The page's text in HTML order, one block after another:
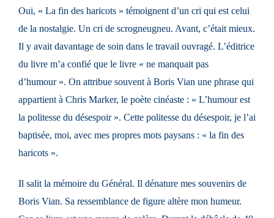
Oui, « La fin des haricots » témoignent d’un cri qui est celui
de la nostalgie. Un cri de scrogneugneu. Avant, c’était mieux.
Il y avait davantage de soin dans le travail ouvragé. L’éditrice
du livre m’a confié que le livre « ne manquait pas
d’humour ». On attribue souvent à Boris Vian une phrase qui
appartient à Chris Marker, le poète cinéaste : « L’humour est
la politesse du désespoir ». Cette politesse du désespoir, je l’ai
baptisée, moi, avec mes propres mots paysans : « la fin des
haricots ».
Il salit la mémoire du Général. Il dénature mes souvenirs de
Boris Vian. Sa ressemblance de figure altère mon humeur.